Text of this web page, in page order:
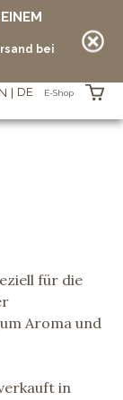
bei
E-Shop
DE
für die
Aroma und
in